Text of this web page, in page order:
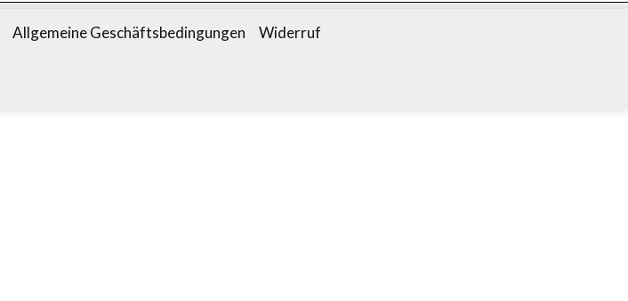
Allgemeine Geschäftsbedingungen Widerruf